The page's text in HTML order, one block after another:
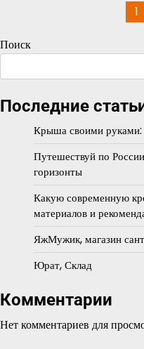
записей
1
Поиск
Последние
Крыша своими руками:
Путешествуй по
горизонты
Какую современную
материалов и
ЯжМужик, магазин
Юрат, Склад
Комментарии
Нет комментариев для